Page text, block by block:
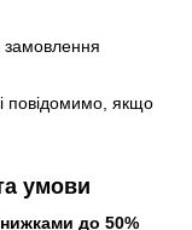
повідомимо, якщо
умови
до 50%